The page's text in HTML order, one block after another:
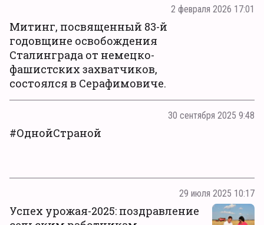
2 февраля 2026 17:01
Митинг, посвященный 83-й
годовщине освобождения
Сталинграда от немецко-
фашистских захватчиков,
состоялся в Серафимовиче.
30 сентября 2025 9:48
#ОднойСтраной
29 июля 2025 10:17
Успех урожая-2025: поздравление